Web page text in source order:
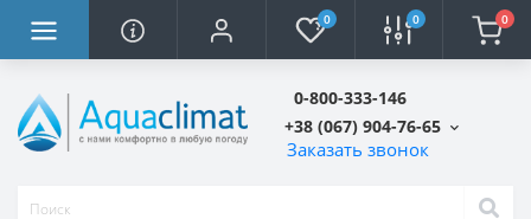
0 0 0
0-800-333-146
+38 (067) 904-76-65
Заказать звонок